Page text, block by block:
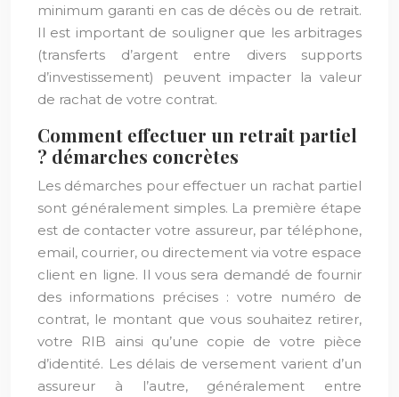
minimum garanti en cas de décès ou de retrait.
Il est important de souligner que les arbitrages
(transferts d’argent entre divers supports
d’investissement) peuvent impacter la valeur
de rachat de votre contrat.
Comment effectuer un retrait partiel
? démarches concrètes
Les démarches pour effectuer un rachat partiel
sont généralement simples. La première étape
est de contacter votre assureur, par téléphone,
email, courrier, ou directement via votre espace
client en ligne. Il vous sera demandé de fournir
des informations précises : votre numéro de
contrat, le montant que vous souhaitez retirer,
votre RIB ainsi qu’une copie de votre pièce
d’identité. Les délais de versement varient d’un
assureur à l’autre, généralement entre